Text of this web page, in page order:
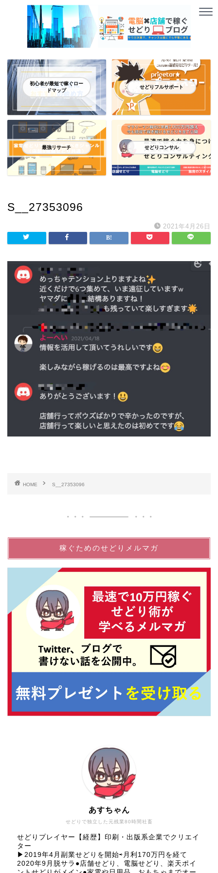
初心者が最短で稼ぐロー
ドマップ
せどりフルサポート
最強リサーチ せどりコンサル
S__27353096
2021年4月26日
HOME S__27353096
稼ぐためのせどりメルマガ
せどりで独立した元残業80時間社畜
あすちゃん
せどりプレイヤー【経歴】印刷・出版系企業でクリエイ
ター
▶︎2019年4月副業せどりを開始⇨月利170万円を経て
2020年9月脱サラ●店舗せどり、電脳せどり、楽天ポイ